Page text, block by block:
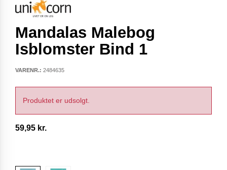
Mandalas Malebog
Isblomster Bind 1
VARENR.: 2484635
Produktet er udsolgt.
59,95 kr.